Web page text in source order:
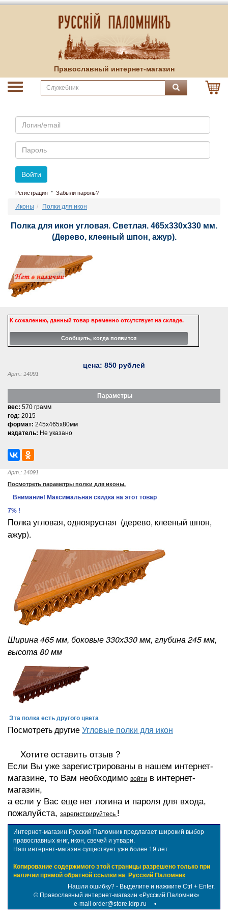
Православный интернет-магазин
Email
Пароль
Войти
Регистрация · Забыли пароль?
Иконы Полки для икон
Полка для икон угловая. Светлая. 465х330х330 мм.
(Дерево, клееный шпон, ажур).
К сожалению, данный товар временно отсутствует на складе.
цена: 850 рублей
Арт.: 14091
Параметры
вес: 570 грамм
год: 2015
формат: 245x465x80мм
издатель: Не указано
Арт.: 14091
Посмотреть параметры полки для иконы.
Внимание! Максимальная скидка на этот товар
7% !
Полка угловая, одноярусная (дерево, клееный шпон,
ажур).
Ширина 465 мм, боковые 330х330 мм, глубина 245 мм,
высота 80 мм
Эта полка есть другого цвета
Посмотреть другиеУгловые полки для икон
Хотите оставить отзыв ?
Если Вы уже зарегистрированы в нашем интернет-
магазине, то Вам необходимо войти в интернет-
магазин,
а если у Вас еще нет логина и пароля для входа,
пожалуйста, зарегистрируйтесь !
Интернет-магазин Русский Паломник предлагает широкий выбор
православных книг, икон, свечей и утвари.
Наш интернет-магазин существует уже более 19 лет.
Копирование содержимого этой страницы разрешено только при
наличии прямой обратной ссылки на Русский Паломник
Нашли ошибку? - Выделите и нажмите Ctrl + Enter.
© Православный интернет-магазин «Русский Паломник»
e-mail order@store.idrp.ru •